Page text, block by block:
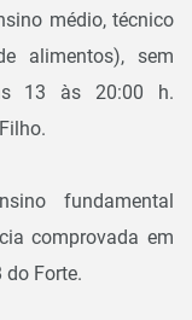
médio, técnico
alimentos), sem
13 às 20:00 h.
fundamental
comprovada em
do Forte.